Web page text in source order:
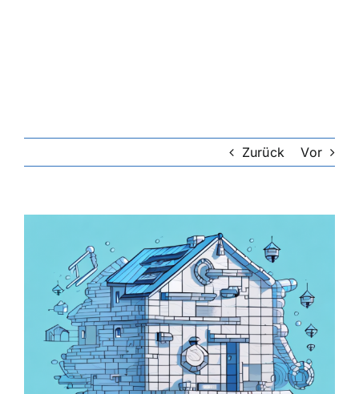
Lebensversicherung
Hundekrankenversicherung
Hausratversicherung
Zurück Vor